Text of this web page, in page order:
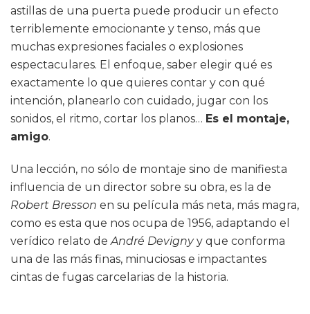
astillas de una puerta puede producir un efecto
terriblemente emocionante y tenso, más que
muchas expresiones faciales o explosiones
espectaculares. El enfoque, saber elegir qué es
exactamente lo que quieres contar y con qué
intención, planearlo con cuidado, jugar con los
sonidos, el ritmo, cortar los planos… Es el montaje,
amigo.
Una lección, no sólo de montaje sino de manifiesta
influencia de un director sobre su obra, es la de
Robert Bresson en su película más neta, más magra,
como es esta que nos ocupa de 1956, adaptando el
verídico relato deAndré Devignyy que conforma
una de las más finas, minuciosas e impactantes
cintas de fugas carcelarias de la historia.